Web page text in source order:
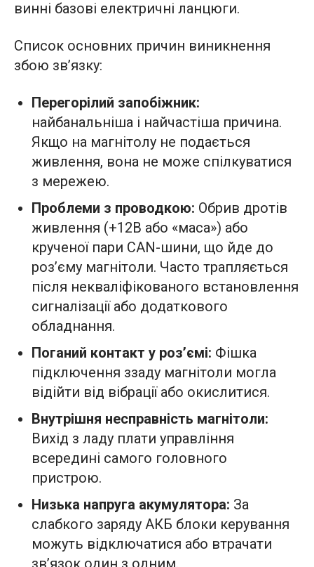
винні базові електричні ланцюги.
Список основних причин виникнення
збою зв’язку:
Перегорілий запобіжник:
найбанальніша і найчастіша причина.
Якщо на магнітолу не подається
живлення, вона не може спілкуватися
з мережею.
Проблеми з проводкою: Обрив дротів
живлення (+12В або «маса») або
крученої пари CAN-шини, що йде до
роз’єму магнітоли. Часто трапляється
після некваліфікованого встановлення
сигналізації або додаткового
обладнання.
Поганий контакт у роз’ємі: Фішка
підключення ззаду магнітоли могла
відійти від вібрації або окислитися.
Внутрішня несправність магнітоли:
Вихід з ладу плати управління
всередині самого головного
пристрою.
Низька напруга акумулятора: За
слабкого заряду АКБ блоки керування
можуть відключатися або втрачати
зв’язок один з одним.